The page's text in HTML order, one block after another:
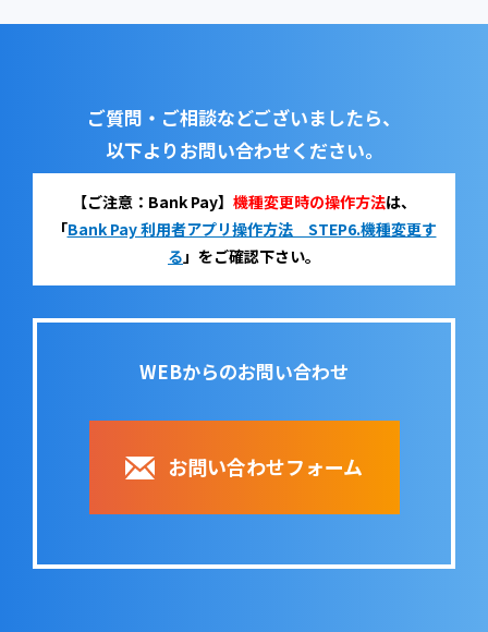
ご質問・ご相談などございましたら、
以下よりお問い合わせください。
【ご注意：Bank Pay】 機種変更時の操作方法は、
「Bank Pay 利用者アプリ操作方法 STEP6.機種変更す
る」をご確認下さい。
WEBからのお問い合わせ
お問い合わせフォーム